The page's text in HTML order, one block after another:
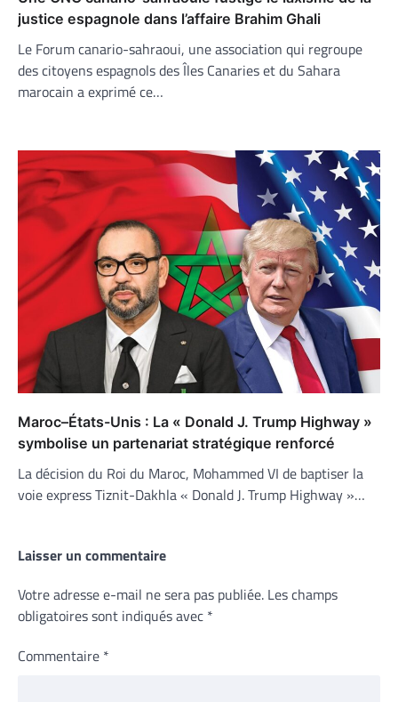
justice espagnole dans l’affaire Brahim Ghali
Le Forum canario-sahraoui, une association qui regroupe
des citoyens espagnols des Îles Canaries et du Sahara
marocain a exprimé ce…
Maroc–États-Unis : La « Donald J. Trump Highway »
symbolise un partenariat stratégique renforcé
La décision du Roi du Maroc, Mohammed VI de baptiser la
voie express Tiznit-Dakhla « Donald J. Trump Highway »…
Laisser un commentaire
Votre adresse e-mail ne sera pas publiée. Les champs
obligatoires sont indiqués avec *
Commentaire *